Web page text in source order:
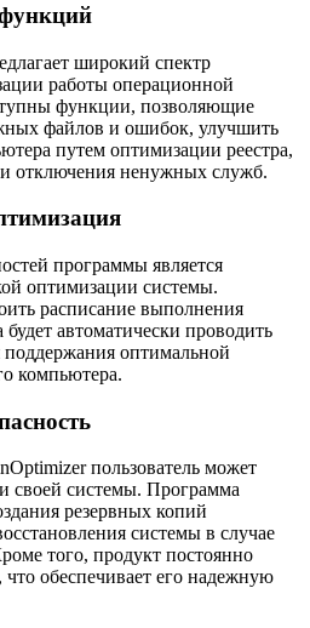
широкий спектр
работы операционной
функции, позволяющие
файлов и ошибок, улучшить
путем оптимизации реестра,
и отключения ненужных служб.
программы является
оптимизации системы.
расписание выполнения
автоматически проводить
оптимальной
компьютера.
пользователь может
своей системы. Программа
резервных копий
системы в случае
того, продукт постоянно
что обеспечивает его надежную